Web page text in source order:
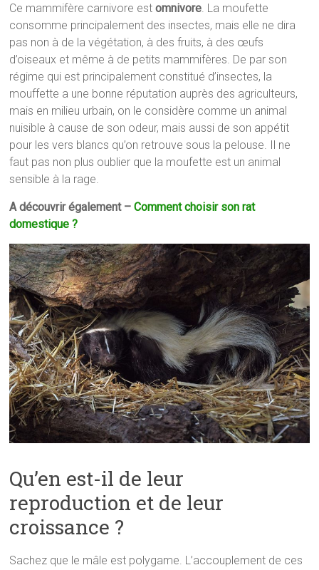
Ce mammifère carnivore estomnivore . La moufette
consomme principalement des insectes, mais elle ne dira
pas non à de la végétation, à des fruits, à des œufs
d’oiseaux et même à de petits mammifères. De par son
régime qui est principalement constitué d’insectes, la
mouffette a une bonne réputation auprès des agriculteurs,
mais en milieu urbain, on le considère comme un animal
nuisible à cause de son odeur, mais aussi de son appétit
pour les vers blancs qu’on retrouve sous la pelouse. Il ne
faut pas non plus oublier que la moufette est un animal
sensible à la rage.
A découvrir également –Comment choisir son rat
domestique ?
Qu’en est-il de leur
reproduction et de leur
croissance ?
Sachez que le mâle est polygame. L’accouplement de ces